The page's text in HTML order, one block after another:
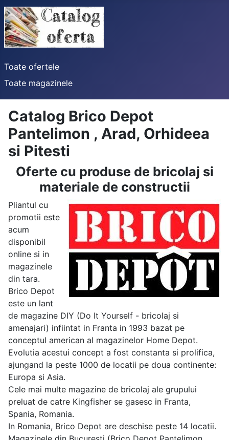
Toate ofertele
Toate magazinele
Catalog Brico Depot
Pantelimon , Arad, Orhideea
si Pitesti
Oferte cu produse de bricolaj si
materiale de constructii
Pliantul cu
promotii este
acum
disponibil
online si in
magazinele
din tara.
Brico Depot
este un lant
de magazine DIY (Do It Yourself - bricolaj si
amenajari) infiintat in Franta in 1993 bazat pe
conceptul american al magazinelor Home Depot.
Evolutia acestui concept a fost constanta si prolifica,
ajungand la peste 1000 de locatii pe doua continente:
Europa si Asia.
Cele mai multe magazine de bricolaj ale grupului
preluat de catre Kingfisher se gasesc in Franta,
Spania, Romania.
In Romania, Brico Depot are deschise peste 14 locatii.